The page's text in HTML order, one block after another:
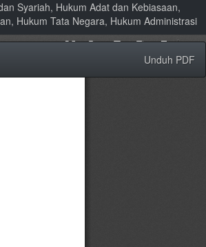
Syariah, Hukum Adat dan Kebiasaan,
Hukum Tata Negara, Hukum Administrasi
Unduh
Unduh PDF